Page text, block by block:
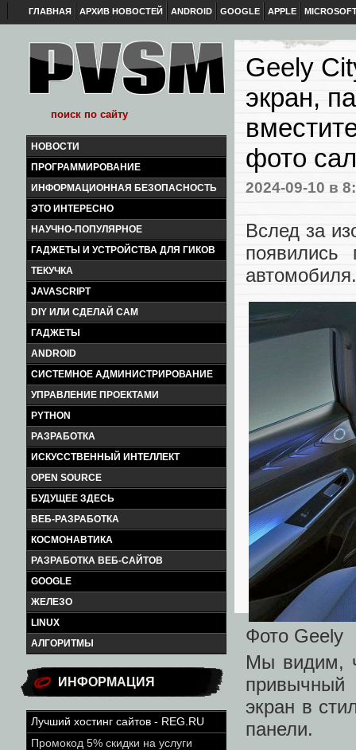
ГЛАВНАЯ АРХИВ НОВОСТЕЙ ANDROID GOOGLE APPLE
НОВОСТИ
ПРОГРАММИРОВАНИЕ
ИНФОРМАЦИОННАЯ БЕЗОПАСНОСТЬ
ЭТО ИНТЕРЕСНО
НАУЧНО-ПОПУЛЯРНОЕ
ГАДЖЕТЫ И УСТРОЙСТВА ДЛЯ ГИКОВ
ТЕКУЧКА
JAVASCRIPT
DIY ИЛИ СДЕЛАЙ САМ
ГАДЖЕТЫ
ANDROID
СИСТЕМНОЕ АДМИНИСТРИРОВАНИЕ
УПРАВЛЕНИЕ ПРОЕКТАМИ
PYTHON
РАЗРАБОТКА
ИСКУССТВЕННЫЙ ИНТЕЛЛЕКТ
OPEN SOURCE
БУДУЩЕЕ ЗДЕСЬ
ВЕБ-РАЗРАБОТКА
КОСМОНАВТИКА
РАЗРАБОТКА ВЕБ-САЙТОВ
GOOGLE
ЖЕЛЕЗО
LINUX
АЛГОРИТМЫ
ИНФОРМАЦИЯ
Лучший хостинг сайтов - REG.RU
Промокод 5% скидки на услуги
Geely
экран,
фото
2024-09-10 в
Вслед за
появились
автомобиля.
Фото Geely
Мы видим,
привычный
экран в
панели.